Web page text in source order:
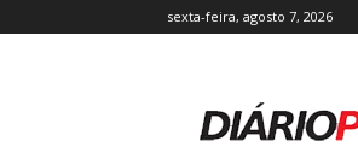
sexta-feira, agosto 7, 2026